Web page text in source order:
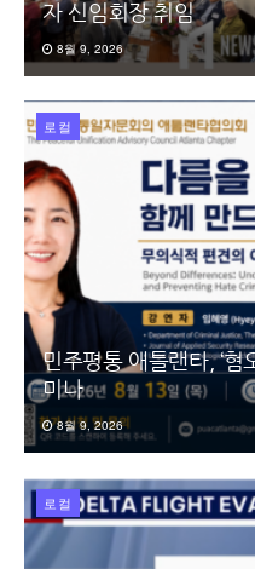
자 신임회장 취임
8월 9, 2026
로컬
민주평통 애틀랜타, ‘혐
미나
8월 9, 2026
로컬